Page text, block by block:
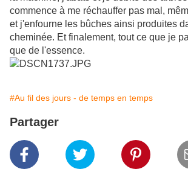
commence à me réchauffer pas mal,
et j'enfourne les bûches ainsi produites
cheminée. Et finalement, tout ce que je
que de l'essence.
#Au fil des jours - de temps en temps
Partager